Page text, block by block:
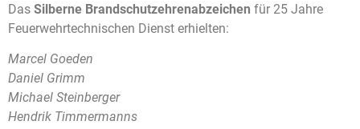
Das Silberne Brandschutzehrenabzeichen für 25 Jahre
Feuerwehrtechnischen Dienst erhielten:
Marcel Goeden
Daniel Grimm
Michael Steinberger
Hendrik Timmermanns